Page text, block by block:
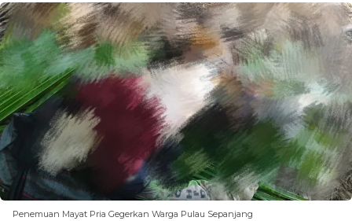
Penemuan Mayat Pria Gegerkan Warga Pulau Sepanjang